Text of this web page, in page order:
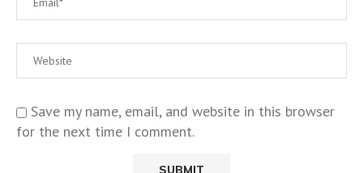
Save my name, email, and website in this browser
for the next time I comment.